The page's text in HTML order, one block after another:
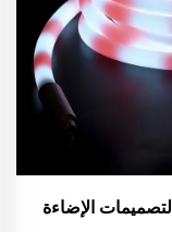
مزايا إضاءة النيون LED من Lumimore لتصميمات الإضاءة